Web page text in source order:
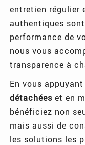
entretien régulier
authentiques
performance de
nous vous
transparence à
En vous
détachées et en
bénéficiez non
mais aussi de
les solutions les